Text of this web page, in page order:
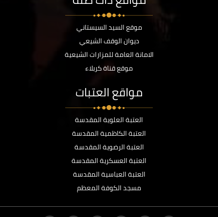
موقع السيد السيستاني
ديوان الوقف الشيعي
الامانة العامة للمزارات الشيعية
موقع قناة كربلاء
مواقع العتبات
العتبة العلوية المقدسة
العتبة الكاظمية المقدسة
العتبة الرضوية المقدسة
العتبة العسكرية المقدسة
العتبة العباسية المقدسة
مسجد الكوفة المعظم